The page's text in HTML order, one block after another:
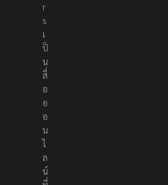
r
s
เ
ป็
น
สื่
อ
อ
อ
น
ไ
ล
น์